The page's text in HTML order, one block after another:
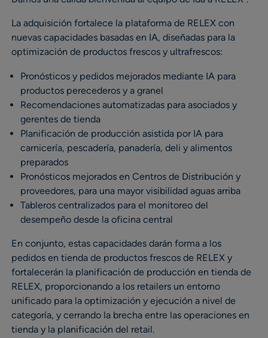
La adquisición fortalece la plataforma de RELEX con
nuevas capacidades basadas en IA, diseñadas para la
optimización de productos frescos y ultrafrescos:
Pronósticos y pedidos mejorados mediante IA para
productos perecederos y a granel
Recomendaciones automatizadas para asociados y
gerentes de tienda
Planificación de producción asistida por IA para
carnicería, pescadería, panadería, deli y alimentos
preparados
Pronósticos mejorados en Centros de Distribución y
proveedores, para una mayor visibilidad aguas arriba
Tableros centralizados para el monitoreo del
desempeño desde la oficina central
En conjunto, estas capacidades darán forma a los
pedidos en tienda de productos frescos de RELEX y
fortalecerán la planificación de producción en tienda de
RELEX, proporcionando a los retailers un entorno
unificado para la optimización y ejecución a nivel de
categoría, y cerrando la brecha entre las operaciones en
tienda y la planificación del retail.